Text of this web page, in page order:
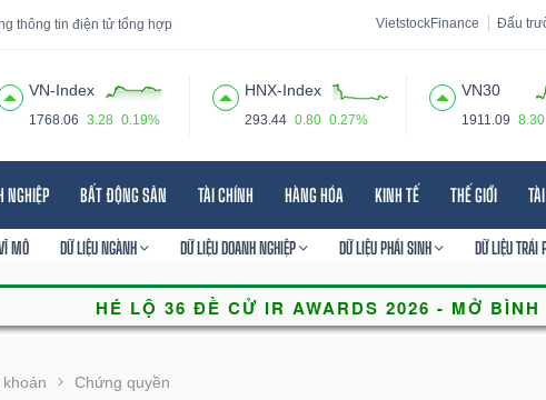
thông tin điện tử tổng hợp VietstockFinance Đấu
VN-Index
1768.06 3.28 0.19%
HNX-Index
293.44 0.80 0.27%
VN30
1911.09 8.30
NGHIỆP BẤT ĐỘNG SẢN TÀI CHÍNH HÀNG HÓA KINH TẾ THẾ GIỚI
MÔ DỮ LIỆU NGÀNH DỮ LIỆU DOANH NGHIỆP DỮ LIỆU PHÁI SINH DỮ LIỆU TRÁI
Chứng quyền